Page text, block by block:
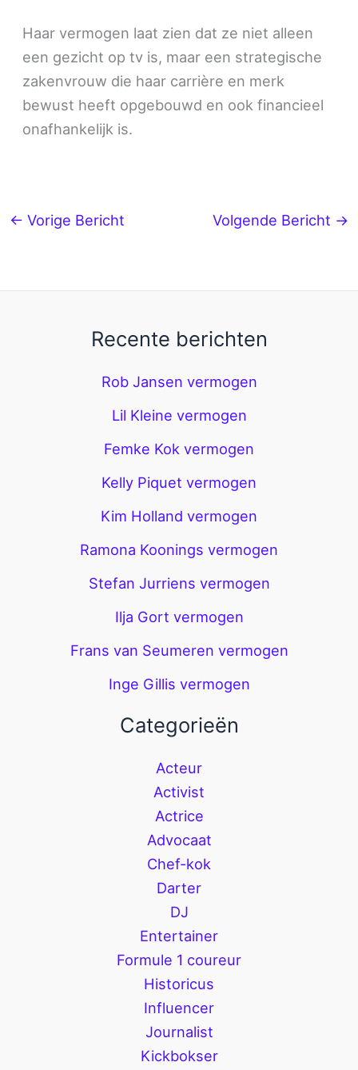
Haar vermogen laat zien dat ze niet alleen
een gezicht op tv is, maar een strategische
zakenvrouw die haar carrière en merk
bewust heeft opgebouwd en ook financieel
onafhankelijk is.
← Vorige Bericht Volgende Bericht →
Recente berichten
Rob Jansen vermogen
Lil Kleine vermogen
Femke Kok vermogen
Kelly Piquet vermogen
Kim Holland vermogen
Ramona Koonings vermogen
Stefan Jurriens vermogen
Ilja Gort vermogen
Frans van Seumeren vermogen
Inge Gillis vermogen
Categorieën
Acteur
Activist
Actrice
Advocaat
Chef-kok
Darter
DJ
Entertainer
Formule 1 coureur
Historicus
Influencer
Journalist
Kickbokser